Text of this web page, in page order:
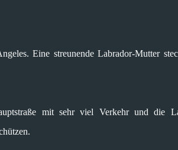
Eine streunende Labrador-Mutter
mit sehr viel Verkehr und die